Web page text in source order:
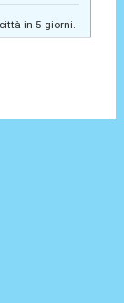
in 5 giorni.